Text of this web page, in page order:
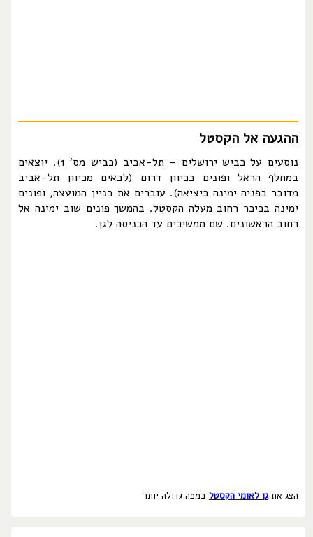
ההגעה אל הקסטל
נוסעים על כביש ירושלים - תל-אביב (כביש מס' 1). יוצאים
במחלף הראל ופונים בכיוון דרום (לבאים מכיוון תל-אביב
מדובר בפניה ימינה ביציאה). עוברים את בניין המועצה, ופונים
ימינה בכיכר רחוב מעלה הקסטל. בהמשך פונים שוב ימינה אל
רחוב הראשונים. שם ממשיכים עד הכניסה לגן.
הצג אתגן לאומי הקסטל במפה גדולה יותר